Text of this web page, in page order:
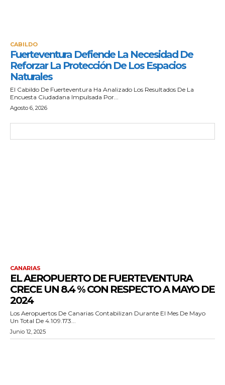
CABILDO
Fuerteventura Defiende La Necesidad De
Reforzar La Protección De Los Espacios
Naturales
El Cabildo De Fuerteventura Ha Analizado Los Resultados De La
Encuesta Ciudadana Impulsada Por...
Agosto 6, 2026
CANARIAS
EL AEROPUERTO DE FUERTEVENTURA
CRECE UN 8.4 % CON RESPECTO A MAYO DE
2024
Los Aeropuertos De Canarias Contabilizan Durante El Mes De Mayo
Un Total De 4.109.173...
Junio 12, 2025